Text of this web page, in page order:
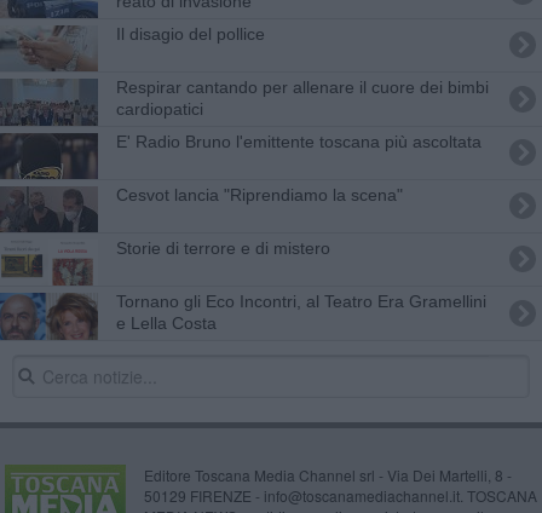
​Il disagio del pollice
Respirar cantando per allenare il cuore dei bimbi
cardiopatici
E' Radio Bruno l'emittente toscana più ascoltata
Cesvot lancia "Riprendiamo la scena"
Storie di terrore e di mistero
Tornano gli Eco Incontri, al Teatro Era Gramellini
e Lella Costa
Editore Toscana Media Channel srl - Via Dei Martelli, 8 -
50129 FIRENZE - info@toscanamediachannel.it. TOSCANA